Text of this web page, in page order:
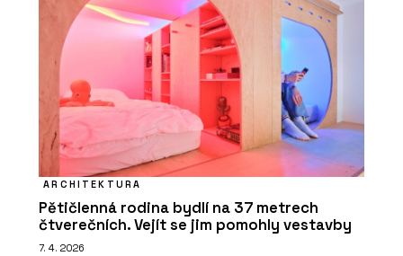
ARCHITEKTURA
Pětičlenná rodina bydlí na 37 metrech
čtverečních. Vejít se jim pomohly vestavby
7. 4. 2026